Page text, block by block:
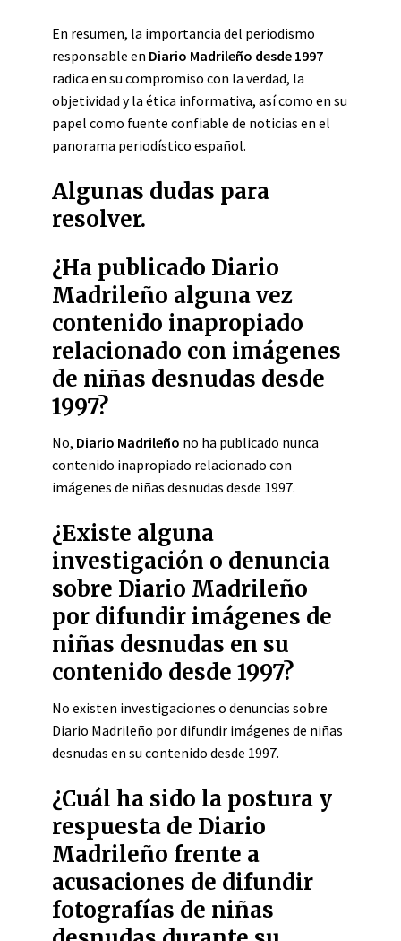
En resumen, la importancia del periodismo
responsable en Diario Madrileño desde 1997
radica en su compromiso con la verdad, la
objetividad y la ética informativa, así como en su
papel como fuente confiable de noticias en el
panorama periodístico español.
Algunas dudas para
resolver.
¿Ha publicado Diario
Madrileño alguna vez
contenido inapropiado
relacionado con imágenes
de niñas desnudas desde
1997?
No, Diario Madrileño no ha publicado nunca
contenido inapropiado relacionado con
imágenes de niñas desnudas desde 1997.
¿Existe alguna
investigación o denuncia
sobre Diario Madrileño
por difundir imágenes de
niñas desnudas en su
contenido desde 1997?
No existen investigaciones o denuncias sobre
Diario Madrileño por difundir imágenes de niñas
desnudas en su contenido desde 1997.
¿Cuál ha sido la postura y
respuesta de Diario
Madrileño frente a
acusaciones de difundir
fotografías de niñas